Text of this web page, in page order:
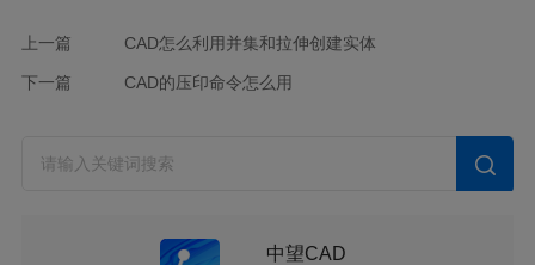
上一篇 CAD怎么利用并集和拉伸创建实体
下一篇 CAD的压印命令怎么用
中望CAD